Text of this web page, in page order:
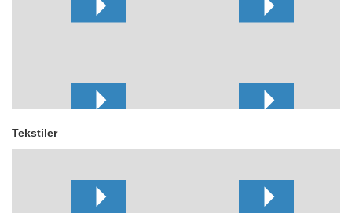
Tekstiler